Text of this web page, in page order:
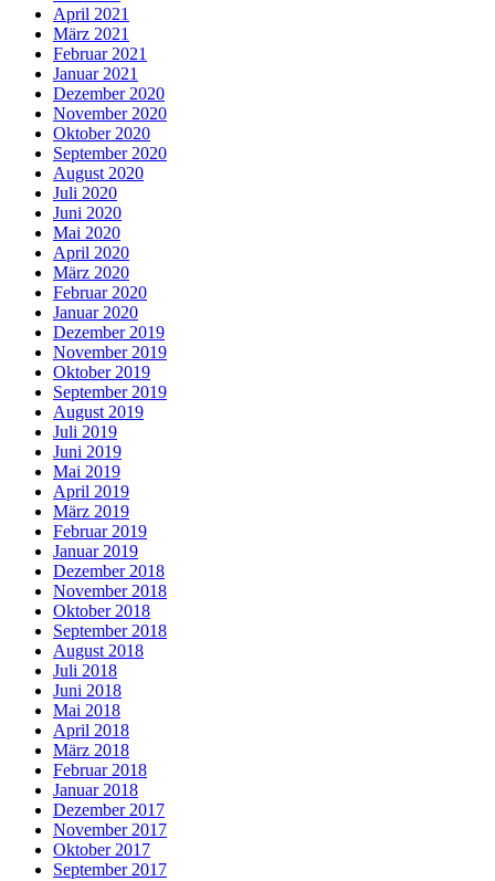
April 2021
März 2021
Februar 2021
Januar 2021
Dezember 2020
November 2020
Oktober 2020
September 2020
August 2020
Juli 2020
Juni 2020
Mai 2020
April 2020
März 2020
Februar 2020
Januar 2020
Dezember 2019
November 2019
Oktober 2019
September 2019
August 2019
Juli 2019
Juni 2019
Mai 2019
April 2019
März 2019
Februar 2019
Januar 2019
Dezember 2018
November 2018
Oktober 2018
September 2018
August 2018
Juli 2018
Juni 2018
Mai 2018
April 2018
März 2018
Februar 2018
Januar 2018
Dezember 2017
November 2017
Oktober 2017
September 2017